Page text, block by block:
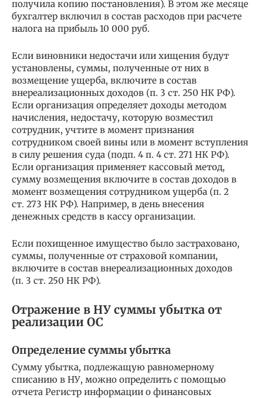
получила копию постановления). В этом же месяце
бухгалтер включил в состав расходов при расчете
налога на прибыль 10 000 руб.
Если виновники недостачи или хищения будут
установлены, суммы, полученные от них в
возмещение ущерба, включите в состав
внереализационных доходов (п. 3 ст. 250 НК РФ).
Если организация определяет доходы методом
начисления, недостачу, которую возместил
сотрудник, учтите в момент признания
сотрудником своей вины или в момент вступления
в силу решения суда (подп. 4 п. 4 ст. 271 НК РФ).
Если организация применяет кассовый метод,
сумму возмещения включите в состав доходов в
момент возмещения сотрудником ущерба (п. 2
ст. 273 НК РФ). Например, в день внесения
денежных средств в кассу организации.
Если похищенное имущество было застраховано,
суммы, полученные от страховой компании,
включите в состав внереализационных доходов
(п. 3 ст. 250 НК РФ).
Отражение в НУ суммы убытка от
реализации ОС
Определение суммы убытка
Сумму убытка, подлежащую равномерному
списанию в НУ, можно определить с помощью
отчета Регистр информации о финансовых